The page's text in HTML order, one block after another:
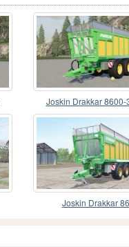
Joskin Drakkar 8600-
Joskin Drakkar